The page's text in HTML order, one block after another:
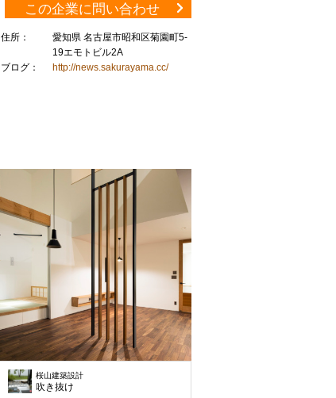
この企業に問い合わせ
住所：
愛知県 名古屋市昭和区菊園町5-
19エモトビル2A
ブログ：
http://news.sakurayama.cc/
桜山建築設計
吹き抜け